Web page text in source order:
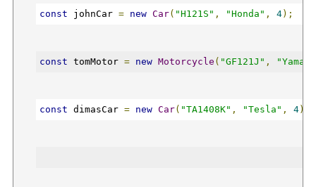
const johnCar = new Car( "H121S" , "Honda" , 4);
const tomMotor = new Motorcycle ( "GF121J" ,
const dimasCar = new Car( "TA1408K" , "Tesla" , 4);